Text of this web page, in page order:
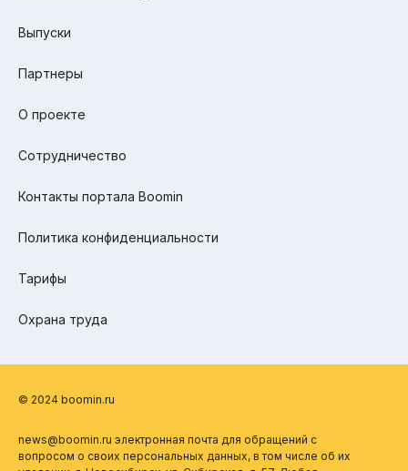
Выпуски
Партнеры
О проекте
Сотрудничество
Контакты портала Boomin
Политика конфиденциальности
Тарифы
Охрана труда
© 2024 boomin.ru
news@boomin.ru электронная почта для обращений с
вопросом о своих персональных данных, в том числе об их